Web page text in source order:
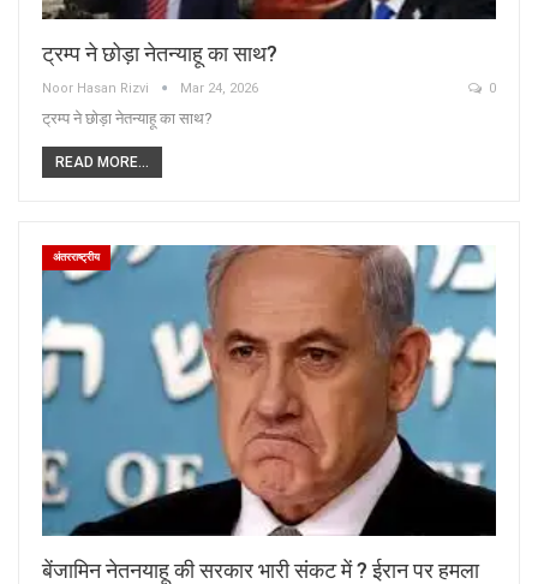
ट्रम्प ने छोड़ा नेतन्याहू का साथ?
Noor Hasan Rizvi Mar 24, 2026 0
ट्रम्प ने छोड़ा नेतन्याहू का साथ?
READ MORE...
अंतरराष्ट्रीय
बेंजामिन नेतनयाहू की सरकार भारी संकट में ? ईरान पर हमला